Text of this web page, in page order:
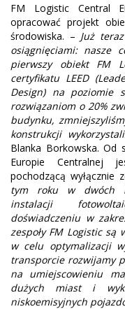
FM Logistic Central
opracować projekt
środowiska. – Już
osiągnięciami: nasze
pierwszy obiekt FM
certyfikatu LEED
Design) na poziomie
rozwiązaniom o 20%
budynku,
konstrukcji
Blanka Borkowska. Od
Europie Centralnej
pochodzącą wyłącznie
tym roku w dwóch
instalacji
doświadczeniu w
zespoły FM Logistic
w celu optymalizacji
transporcie rozwijamy
na umiejscowieniu
dużych miast i
niskoemisyjnych